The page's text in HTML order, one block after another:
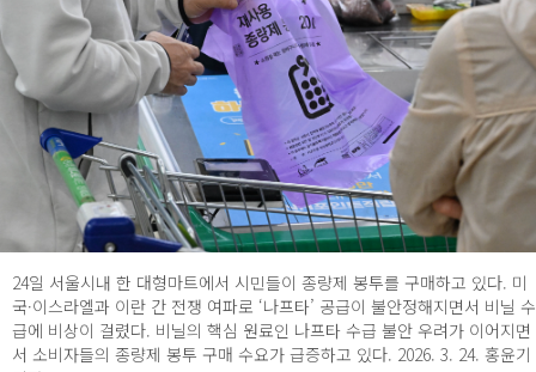
24일 서울시내 한 대형마트에서 시민들이 종량제 봉투를 구매하고 있다. 미
국·이스라엘과 이란 간 전쟁 여파로 ‘나프타’ 공급이 불안정해지면서 비닐 수
급에 비상이 걸렸다. 비닐의 핵심 원료인 나프타 수급 불안 우려가 이어지면
서 소비자들의 종량제 봉투 구매 수요가 급증하고 있다. 2026. 3. 24. 홍윤기